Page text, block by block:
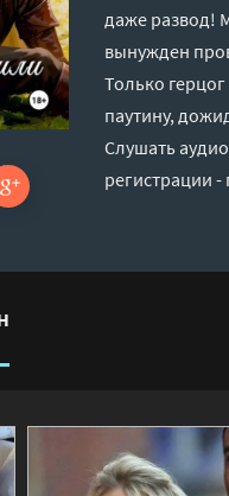
даже развод!
вынужден
Только
паутину,
Слушать
регистрации -